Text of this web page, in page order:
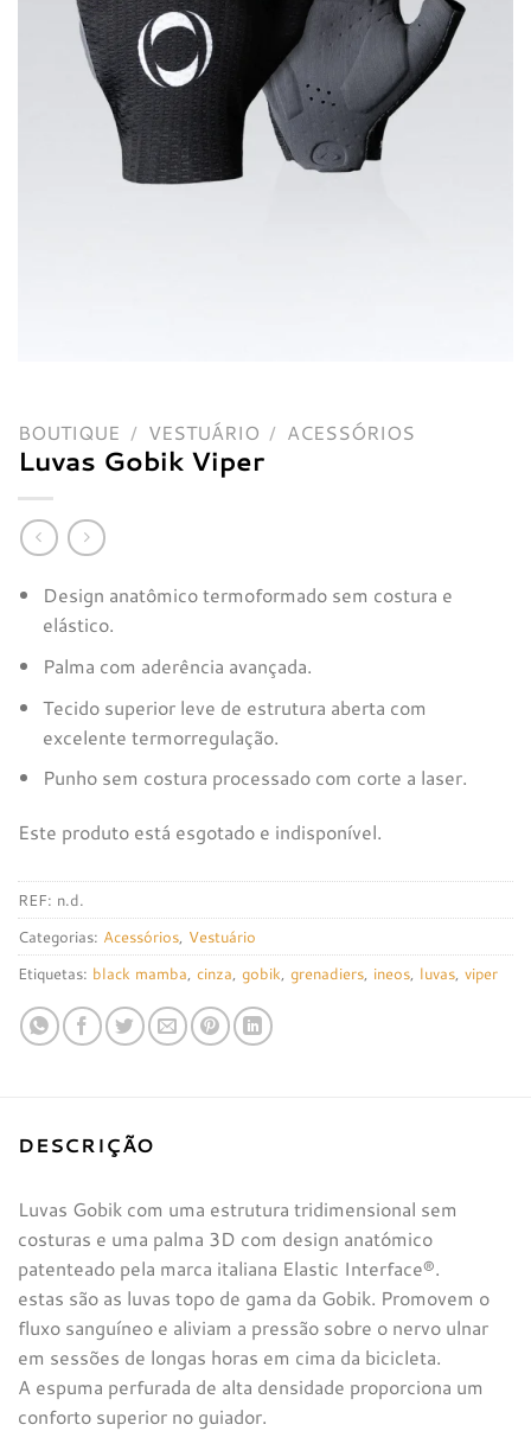
BOUTIQUE / VESTUÁRIO / ACESSÓRIOS
Luvas Gobik Viper
Design anatômico termoformado sem costura e
elástico.
Palma com aderência avançada.
Tecido superior leve de estrutura aberta com
excelente termorregulação.
Punho sem costura processado com corte a laser.
Este produto está esgotado e indisponível.
REF: n.d.
Categorias: Acessórios, Vestuário
Etiquetas: black mamba, cinza, gobik, grenadiers, ineos, luvas, viper
DESCRIÇÃO
Luvas Gobik com uma estrutura tridimensional sem
costuras e uma palma 3D com design anatómico
patenteado pela marca italiana Elastic Interface®.
estas são as luvas topo de gama da Gobik. Promovem o
fluxo sanguíneo e aliviam a pressão sobre o nervo ulnar
em sessões de longas horas em cima da bicicleta.
A espuma perfurada de alta densidade proporciona um
conforto superior no guiador.